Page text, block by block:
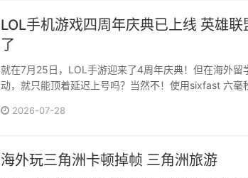
LOL手机游戏四周年庆典已上线 英雄
了
就在7月25日，LOL手游迎来了4周年庆典！但在海外留
动，就只能顶着延迟上号吗？当然不！使用sixfast 六毫
2026-07-28
海外玩三角洲卡顿掉帧 三角洲旅游